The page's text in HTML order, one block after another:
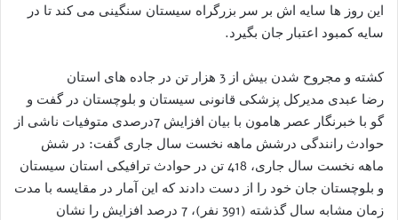
این روز ها سایه اش بر سر بزرگراه سیستان سنگینی می کند تا در
سایه کمبود اعتبار جان بگیرد.
کشته و مجروح شدن بیش از 3 هزار تن در جاده های استان
رضا عبدی مدیرکل پزشکی قانونی سیستان و بلوچستان در گفت و
گو با خبرنگار عصر هامون با بیان افزایش 7درصدی متوفیات ناشی از
حوادث رانندگی درشش ماهه نخست سال جاری گفت: در شش
ماهه نخست سال جاری، 418 تن در حوادث ترافیکی استان سیستان
و بلوچستان جان خود را از دست دادند که اين آمار در مقايسه با مدت
زمان مشابه سال گذشته (391 نفر)، 7 درصد افزایش را نشان